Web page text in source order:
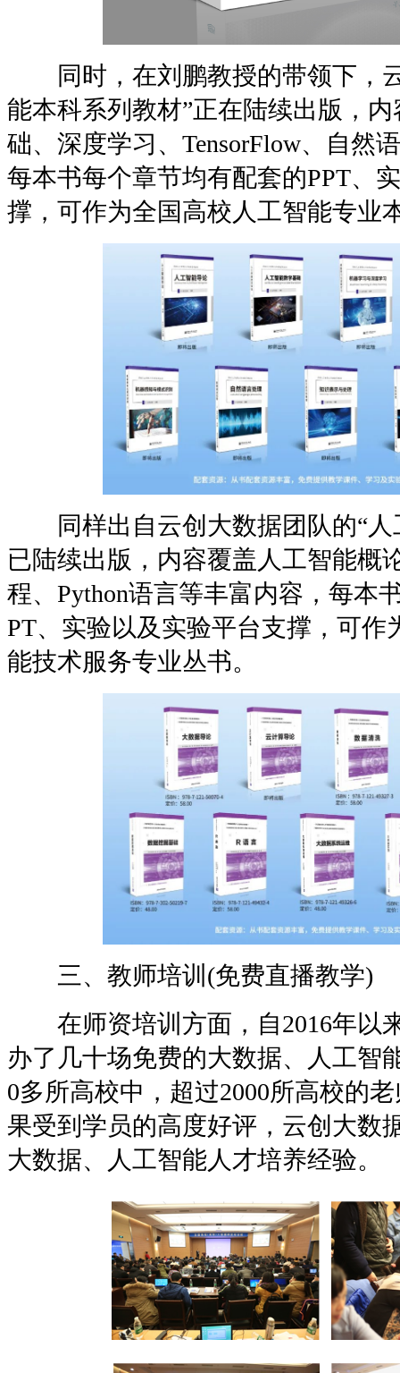
同时，在刘鹏教授的带领下，
能本科系列教材”正在陆续出版，
础、深度学习、TensorFlow、自然
每本书每个章节均有配套的PPT、
撑，可作为全国高校人工智能专业
同样出自云创大数据团队的“人
已陆续出版，内容覆盖人工智能概
程、Python语言等丰富内容，每本
PT、实验以及实验平台支撑，可作
能技术服务专业丛书。
三、教师培训(免费直播教学)
在师资培训方面，自2016年以
办了几十场免费的大数据、人工智
0多所高校中，超过2000所高校的
果受到学员的高度好评，云创大数
大数据、人工智能人才培养经验。